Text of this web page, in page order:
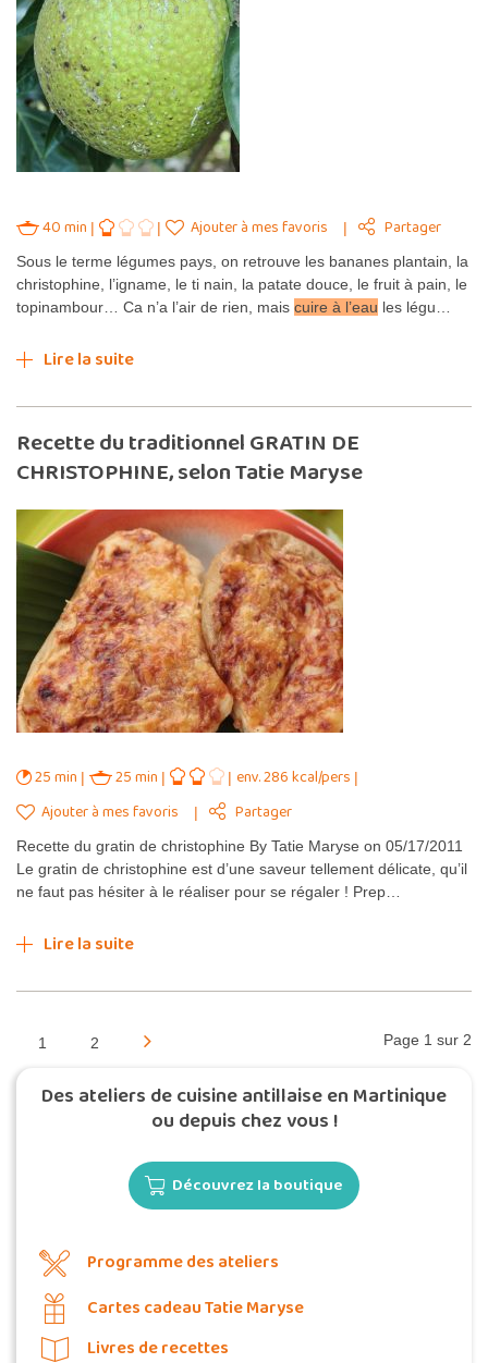
40 min Ajouter à mes favoris Partager
Sous le terme légumes pays, on retrouve les bananes plantain, la
christophine, l’igname, le ti nain, la patate douce, le fruit à pain, le
topinambour… Ca n’a l’air de rien, mais cuire à l’eau les légu…
Lire la suite
Recette du traditionnel GRATIN DE
CHRISTOPHINE, selon Tatie Maryse
25 min 25 min
env. 286 kcal/pers
Ajouter à mes favoris
Partager
Recette du gratin de christophine By Tatie Maryse on 05/17/2011
Le gratin de christophine est d’une saveur tellement délicate, qu’il
ne faut pas hésiter à le réaliser pour se régaler ! Prep…
Lire la suite
Page 1 sur 2
1 2
Des ateliers de cuisine antillaise en Martinique
ou depuis chez vous !
Découvrez la boutique
Programme des ateliers
Cartes cadeau Tatie Maryse
Livres de recettes